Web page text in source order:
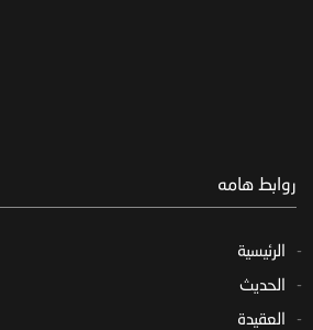
روابط هامه
الرئيسية
الحديث
العقيدة